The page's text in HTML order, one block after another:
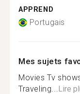
APPREND
Portugais
Mes sujets
Movies Tv
Traveling...Lire